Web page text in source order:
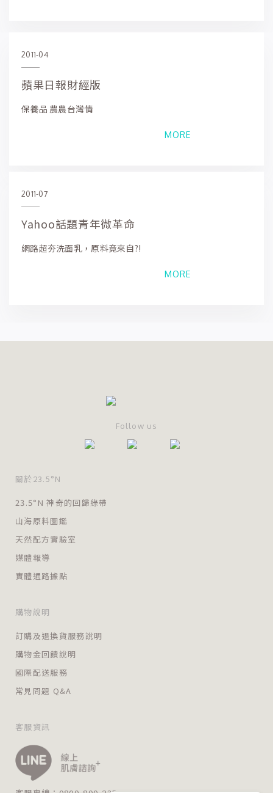
2011-04
蘋果日報財經版
保養品 農農台灣情
MORE
2011-07
Yahoo話題青年微革命
網路超夯洗面乳，原料竟來自?!
MORE
Follow us
關於23.5°N
23.5°N 神奇的回歸綠帶
山海原料圖鑑
天然配方實驗室
媒體報導
實體通路據點
購物說明
訂購及退換貨服務說明
購物金回饋說明
國際配送服務
常見問題 Q&A
客服資訊